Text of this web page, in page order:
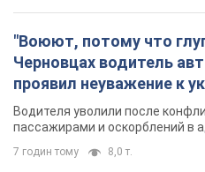
"Воюют, потому что
Черновцах водитель
проявил неуважение к
военным и поплатился
Видео
Водителя уволили после
пассажирами и оскорблений в
7 годин тому 8,0 т.